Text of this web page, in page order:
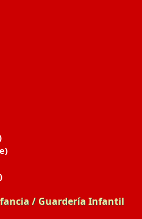
/ Guardería Infantil